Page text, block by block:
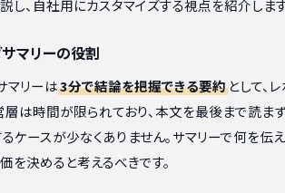
し、自社用にカスタマイズする視点を紹介します
マリーの役割
マリーは3分で結論を把握できる要約として、
層は時間が限られており、本文を最後まで読ま
ケースが少なくありません。サマリーで何を伝え
を決めると考えるべきです。